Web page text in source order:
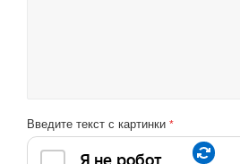
Введите текст с картинки *